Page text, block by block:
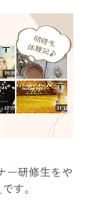
ー研修生をや
す。